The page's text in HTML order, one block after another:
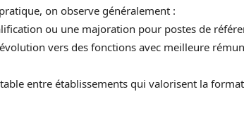
on observe généralement :
ou une majoration pour postes de
vers des fonctions avec meilleure
entre établissements qui valorisent la